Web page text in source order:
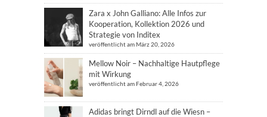
Zara x John Galliano: Alle Infos zur
Kooperation, Kollektion 2026 und
Strategie von Inditex
veröffentlicht am März 20, 2026
Mellow Noir – Nachhaltige Hautpflege
mit Wirkung
veröffentlicht am Februar 4, 2026
Adidas bringt Dirndl auf die Wiesn –